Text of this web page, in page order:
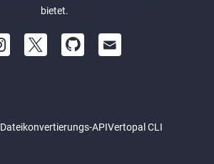
bietet.
Dateikonvertierungs-APIVertopal CLI